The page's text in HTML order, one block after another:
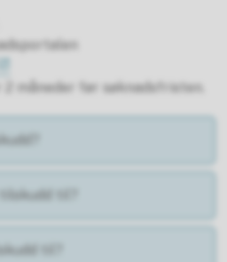
2 måneder før søknadsfristen.
til?
til?